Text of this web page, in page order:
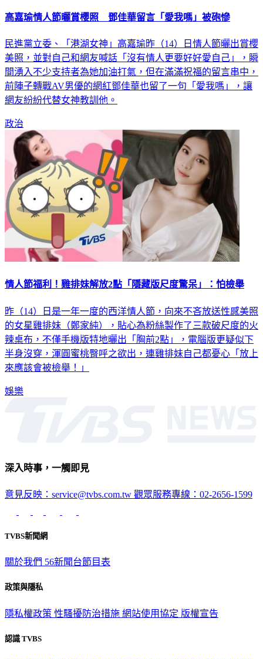
高嘉瑜情人節曬賞櫻照 鄧佳華留言「愛我嗎」被砲慘
民進黨立委、「港湖女神」高嘉瑜昨（14）日情人節曬出賞櫻
美照，並對自己和網友喊話「沒有情人更要好好愛自己」，瞬
間湧入不少支持者為她加油打氣，但在滿滿祝福的留言串中，
前陣子轉戰AV男優的網紅鄧佳華也留了一句「愛我嗎」，讓
網友紛紛代替女神教訓他。
政治
情人節福利！雞排妹解放2點「隱藏版尺度驚呆」：怕檢舉
昨（14）日是一年一度的西洋情人節，向來不吝放送性感美照
的女星雞排妹（鄭家純），貼心為粉絲製作了三款破尺度的火
辣桌布，不僅手機版特地曬出「胸前2點」，電腦版更疑似下
半身沒穿，渾圓蜜桃臀呼之欲出，連雞排妹自己都憂心「放上
來應該會被檢舉！」
娛樂
深入時事，一觸即見
意見反映：service@tvbs.com.tw 觀眾服務專線：02-2656-1599
TVBS新聞網
關於我們 56新聞台節目表
政策與隱私
隱私權政策 性騷擾防治措施 網站使用協定 版權宣告
認識 TVBS